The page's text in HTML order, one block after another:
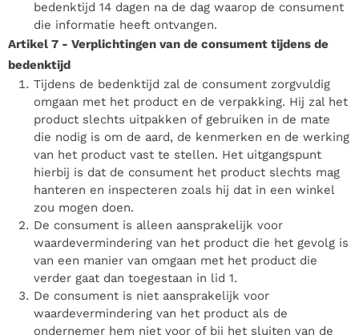
bedenktijd 14 dagen na de dag waarop de consument
die informatie heeft ontvangen.
Artikel 7 - Verplichtingen van de consument tijdens de
bedenktijd
Tijdens de bedenktijd zal de consument zorgvuldig
omgaan met het product en de verpakking. Hij zal het
product slechts uitpakken of gebruiken in de mate
die nodig is om de aard, de kenmerken en de werking
van het product vast te stellen. Het uitgangspunt
hierbij is dat de consument het product slechts mag
hanteren en inspecteren zoals hij dat in een winkel
zou mogen doen.
De consument is alleen aansprakelijk voor
waardevermindering van het product die het gevolg is
van een manier van omgaan met het product die
verder gaat dan toegestaan in lid 1.
De consument is niet aansprakelijk voor
waardevermindering van het product als de
ondernemer hem niet voor of bij het sluiten van de